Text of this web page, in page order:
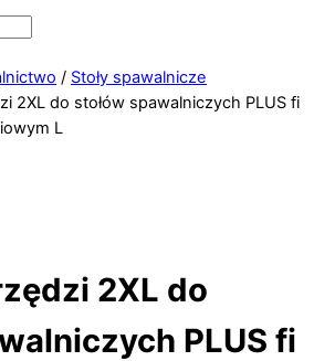
/ Stoły spawalnicze
2XL do stołów spawalniczych PLUS fi
L
2XL do
PLUS fi